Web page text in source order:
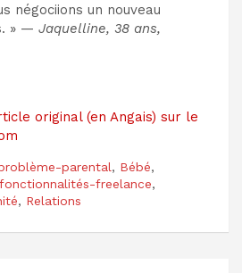
négociions un nouveau
» — Jaquelline, 38 ans,
original (en Angais) sur le
parental, Bébé,
fonctionnalités-freelance,
, Relations